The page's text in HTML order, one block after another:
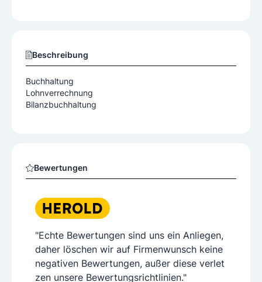
Beschreibung
Buchhaltung
Lohnverrechnung
Bilanzbuchhaltung
Bewertungen
"Echte Bewertungen sind uns ein Anliegen,
daher löschen wir auf Firmenwunsch keine
negativen Bewertungen, außer diese verlet
zen unsere Bewertungsrichtlinien."